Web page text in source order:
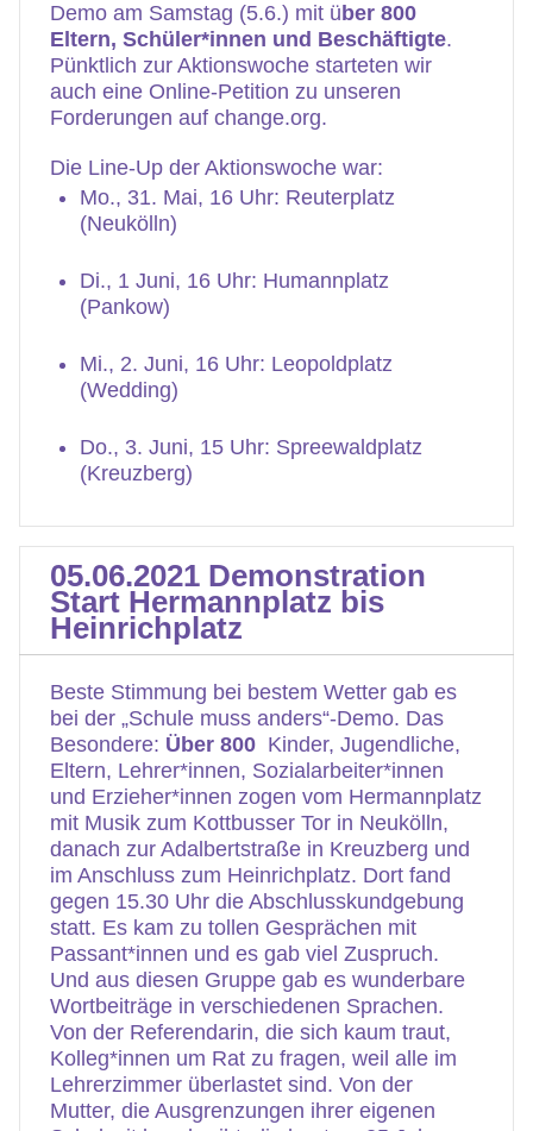
Demo am Samstag (5.6.) mit ü ber 800
Eltern, Schüler*innen und Beschäftigte.
Pünktlich zur Aktionswoche starteten wir
auch eine Online-Petition zu unseren
Forderungen auf change.org.
Die Line-Up der Aktionswoche war:
Mo., 31. Mai, 16 Uhr: Reuterplatz
(Neukölln)
Di., 1 Juni, 16 Uhr: Humannplatz
(Pankow)
Mi., 2. Juni, 16 Uhr: Leopoldplatz
(Wedding)
Do., 3. Juni, 15 Uhr: Spreewaldplatz
(Kreuzberg)
05.06.2021 Demonstration
Start Hermannplatz bis
Heinrichplatz
Beste Stimmung bei bestem Wetter gab es
bei der „Schule muss anders“-Demo. Das
Besondere: Über 800 Kinder, Jugendliche,
Eltern, Lehrer*innen, Sozialarbeiter*innen
und Erzieher*innen zogen vom Hermannplatz
mit Musik zum Kottbusser Tor in Neukölln,
danach zur Adalbertstraße in Kreuzberg und
im Anschluss zum Heinrichplatz. Dort fand
gegen 15.30 Uhr die Abschlusskundgebung
statt. Es kam zu tollen Gesprächen mit
Passant*innen und es gab viel Zuspruch.
Und aus diesen Gruppe gab es wunderbare
Wortbeiträge in verschiedenen Sprachen.
Von der Referendarin, die sich kaum traut,
Kolleg*innen um Rat zu fragen, weil alle im
Lehrerzimmer überlastet sind. Von der
Mutter, die Ausgrenzungen ihrer eigenen